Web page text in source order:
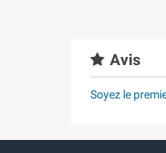
Avis
Soyez le